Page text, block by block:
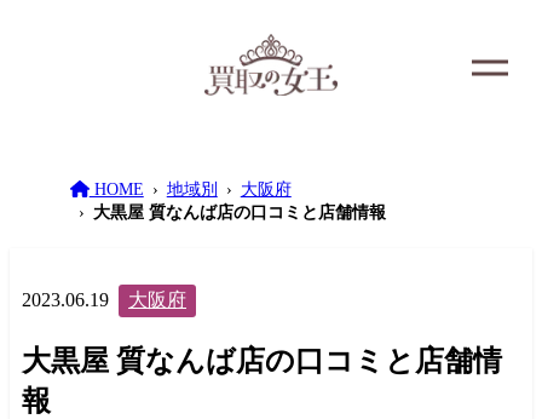
HOME 地域別
大阪府
大黒屋 質なんば店の口コミと店舗情報
2023.06.19 大阪府
大黒屋 質なんば店の口コミと店舗情
報